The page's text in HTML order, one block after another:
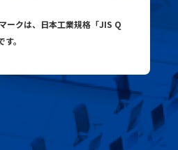
ークは、日本工業規格「JIS Q
。